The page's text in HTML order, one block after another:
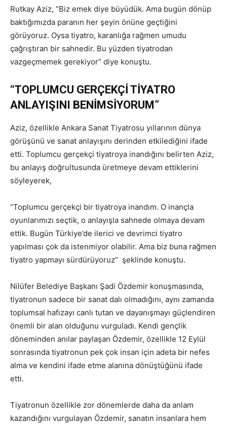
Rutkay Aziz, “Biz emek diye büyüdük. Ama bugün dönüp
baktığımızda paranın her şeyin önüne geçtiğini
görüyoruz. Oysa tiyatro, karanlığa rağmen umudu
çağrıştıran bir sahnedir. Bu yüzden tiyatrodan
vazgeçmemek gerekiyor” diye konuştu.
“TOPLUMCU GERÇEKÇİ TİYATRO
ANLAYIŞINI BENİMSİYORUM”
Aziz, özellikle Ankara Sanat Tiyatrosu yıllarının dünya
görüşünü ve sanat anlayışını derinden etkilediğini ifade
etti. Toplumcu gerçekçi tiyatroya inandığını belirten Aziz,
bu anlayış doğrultusunda üretmeye devam ettiklerini
söyleyerek,
“Toplumcu gerçekçi bir tiyatroya inandım. O inançla
oyunlarımızı seçtik, o anlayışla sahnede olmaya devam
ettik. Bugün Türkiye’de ilerici ve devrimci tiyatro
yapılması çok da istenmiyor olabilir. Ama biz buna rağmen
tiyatro yapmayı sürdürüyoruz” şeklinde konuştu.
Nilüfer Belediye Başkanı Şadi Özdemir konuşmasında,
tiyatronun sadece bir sanat dalı olmadığını, aynı zamanda
toplumsal hafızayı canlı tutan ve dayanışmayı güçlendiren
önemli bir alan olduğunu vurguladı. Kendi gençlik
döneminden anılar paylaşan Özdemir, özellikle 12 Eylül
sonrasında tiyatronun pek çok insan için adeta bir nefes
alma ve kendini ifade etme alanına dönüştüğünü ifade
etti.
Tiyatronun özellikle zor dönemlerde daha da anlam
kazandığını vurgulayan Özdemir, sanatın insanlara hem